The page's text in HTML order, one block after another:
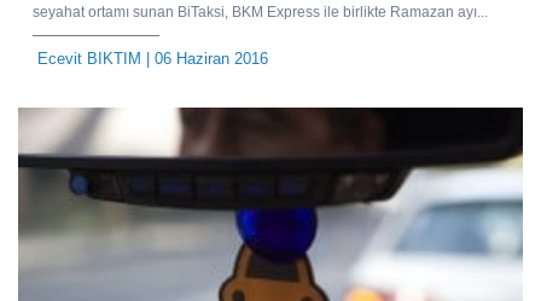
seyahat ortamı sunan BiTaksi, BKM Express ile birlikte Ramazan ayı...
Ecevit BIKTIM | 06 Haziran 2016